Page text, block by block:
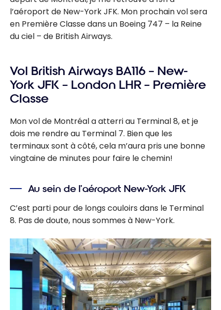
l’aéroport de New-York JFK. Mon prochain vol sera
en Première Classe dans un Boeing 747 – la Reine
du ciel – de British Airways.
Vol British Airways BA116 – New-
York JFK – London LHR – Première
Classe
Mon vol de Montréal a atterri au Terminal 8, et je
dois me rendre au Terminal 7. Bien que les
terminaux sont à côté, cela m’aura pris une bonne
vingtaine de minutes pour faire le chemin!
Au sein de l’aéroport New-York JFK
C’est parti pour de longs couloirs dans le Terminal
8. Pas de doute, nous sommes à New-York.